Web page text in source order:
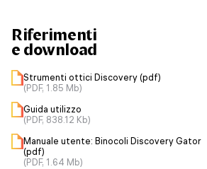
Riferimenti
e download
Strumenti ottici Discovery (pdf)
(PDF, 1.85 Mb)
Guida utilizzo
(PDF, 838.12 Kb)
Manuale utente: Binocoli Discovery Gator
(pdf)
(PDF, 1.64 Mb)